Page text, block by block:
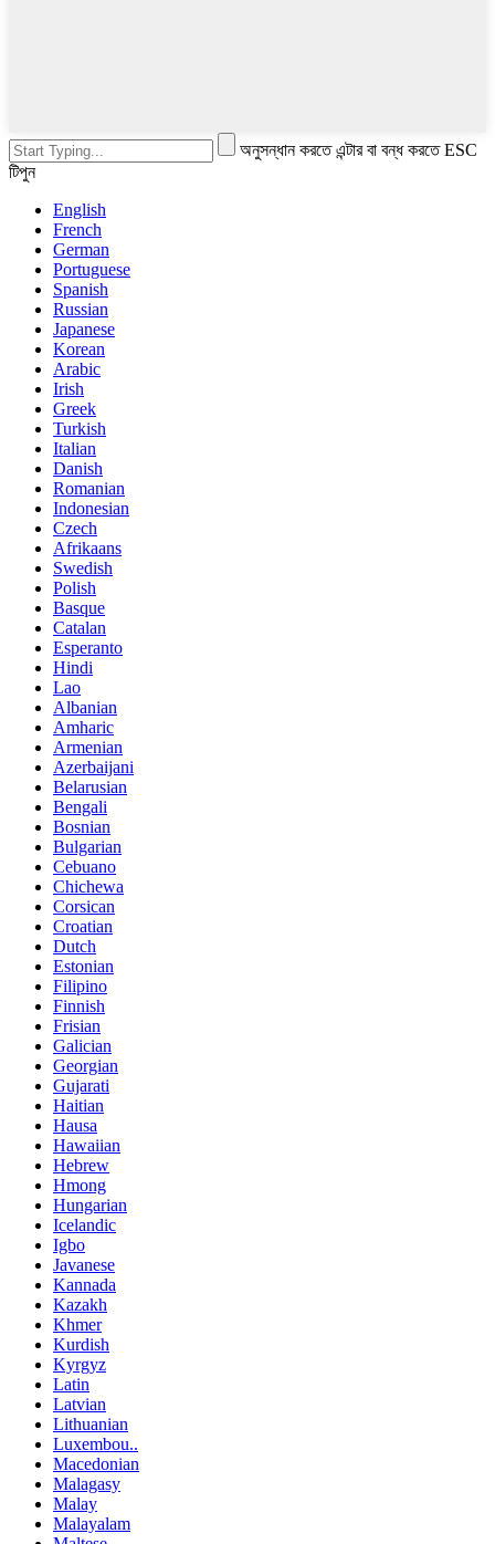
অনুসন্ধান করতে এন্টার বা বন্ধ করতে ESC
টিপুন
English
French
German
Portuguese
Spanish
Russian
Japanese
Korean
Arabic
Irish
Greek
Turkish
Italian
Danish
Romanian
Indonesian
Czech
Afrikaans
Swedish
Polish
Basque
Catalan
Esperanto
Hindi
Lao
Albanian
Amharic
Armenian
Azerbaijani
Belarusian
Bengali
Bosnian
Bulgarian
Cebuano
Chichewa
Corsican
Croatian
Dutch
Estonian
Filipino
Finnish
Frisian
Galician
Georgian
Gujarati
Haitian
Hausa
Hawaiian
Hebrew
Hmong
Hungarian
Icelandic
Igbo
Javanese
Kannada
Kazakh
Khmer
Kurdish
Kyrgyz
Latin
Latvian
Lithuanian
Luxembou..
Macedonian
Malagasy
Malay
Malayalam